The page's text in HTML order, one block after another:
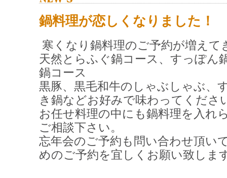
鍋料理が恋しくなりました！
寒くなり鍋料理のご予約が増えて
天然とらふぐ鍋コース、すっぽん
鍋コース
黒豚、黒毛和牛のしゃぶしゃぶ、
き鍋などお好みで味わってくださ
お任せ料理の中にも鍋料理を入れ
ご相談下さい。
忘年会のご予約も問い合わせ頂い
めのご予約を宜しくお願い致しま